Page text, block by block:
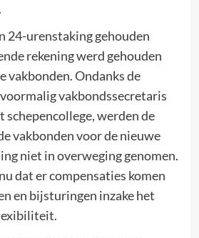
24-urenstaking gehouden
rekening werd gehouden
vakbonden. Ondanks de
vakbondssecretaris
schepencollege, werden de
vakbonden voor de nieuwe
niet in overweging genomen.
dat er compensaties komen
en bijsturingen inzake het